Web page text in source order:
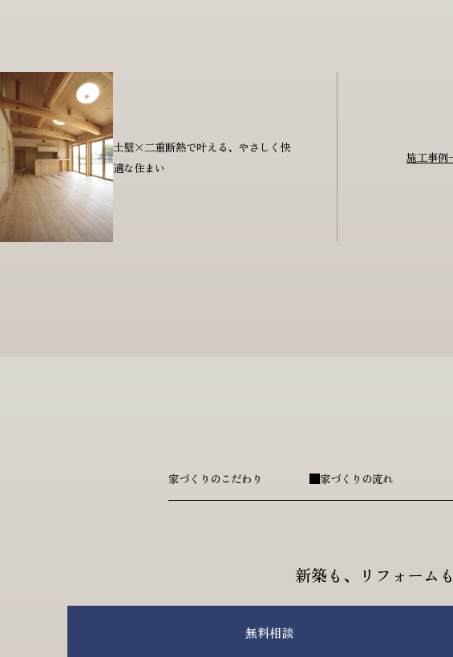
土壁×二重断熱で叶える、やさしく快
適な住まい
施工事例
家づくりのこだわり 家づくりの流れ
新築も、リフォームも
無料相談